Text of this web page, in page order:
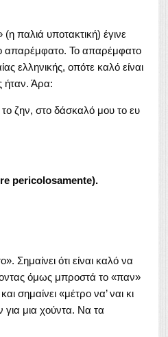
παλιά υποτακτική) έγινε
απαρέμφατο. Το απαρέμφατο
ελληνικής, οπότε καλό είναι
ήταν. Άρα:
ζην, στο δάσκαλό μου το ευ
pericolosamente).
Σημαίνει ότι είναι καλό να
όμως μπροστά το «παν»
σημαίνει «μέτρο να’ ναι κι
για μια χούντα. Να τα